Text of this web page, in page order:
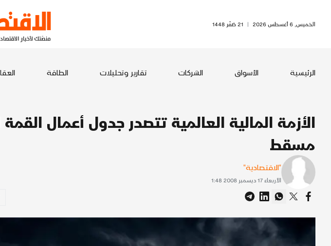
الخميس, 6 أغسطس 2026 | 21 صَفَر 1448
الرئيسية الأسواق الشركات تقارير وتحليلات الطاقة
الأزمة المالية العالمية تتصدر جدول أعمال
مسقط
"الاقتصادية"
الأربعاء 17 ديسمبر 2008 1:48